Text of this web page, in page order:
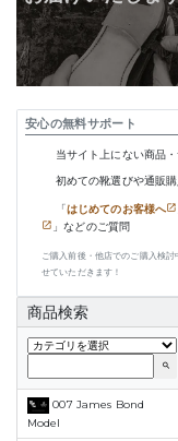
安心の無料サポート
当サイト上にない商品
初めての靴選びや通販
「はじめてのお客様へ
」などのご質問
ご購入前後・他店でのご購入検
せていただきます！
商品検索
search
007 James Bond
Model